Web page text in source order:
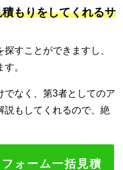
もりをしてくれるサ
すことができますし、
。
でなく、第3者としてのア
説もしてくれるので、絶
ォーム一括見積